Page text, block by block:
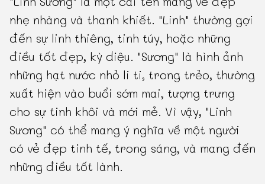
nhẹ nhàng và thanh khiết. "Linh" thường gợi
đến sự linh thiêng, tinh túy, hoặc những
điều tốt đẹp, kỳ diệu. "Sương" là hình ảnh
những hạt nước nhỏ li ti, trong trẻo, thường
xuất hiện vào buổi sớm mai, tượng trưng
cho sự tinh khôi và mới mẻ. Vì vậy, "Linh
Sương" có thể mang ý nghĩa về một người
có vẻ đẹp tinh tế, trong sáng, và mang đến
những điều tốt lành.